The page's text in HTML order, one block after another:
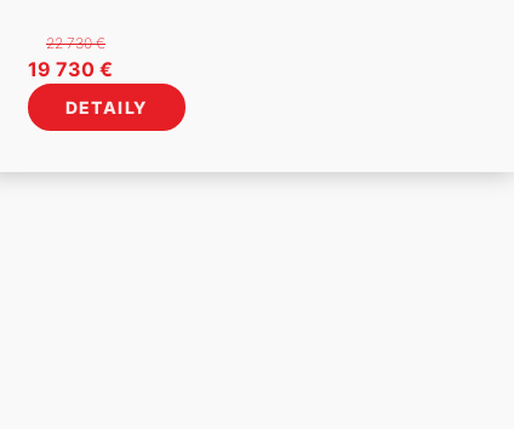
22 730€
Pôvodná
cena
bola:
19 730 €Aktuálna
cena
je:
DETAILY